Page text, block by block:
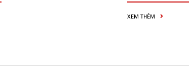
XEM THÊM